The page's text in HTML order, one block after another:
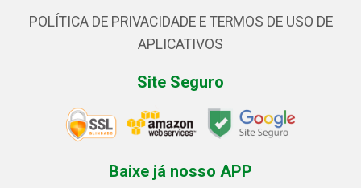
POLÍTICA DE PRIVACIDADE E TERMOS DE USO DE
APLICATIVOS
Site Seguro
Baixe já nosso APP